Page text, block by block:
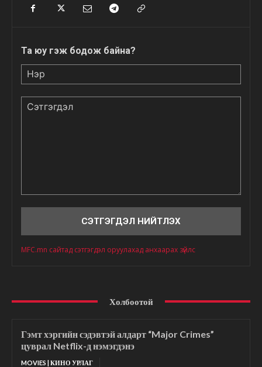
Та юу гэж бодож байна?
MFC.mn сайтад сэтгэгдэл оруулахад анхаарах зүйлс
Холбоотой
Гэмт хэргийн сэдэвтэй алдарт “Major Crimes”
цуврал Netflix-д нэмэгдэнэ
MOVIES | КИНО УРЛАГ